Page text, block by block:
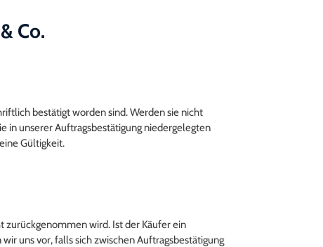
Co.
bestätigt worden sind. Werden sie nicht
in unserer Auftragsbestätigung niedergelegten
Gültigkeit.
zurückgenommen wird. Ist der Käufer ein
uns vor, falls sich zwischen Auftragsbestätigung